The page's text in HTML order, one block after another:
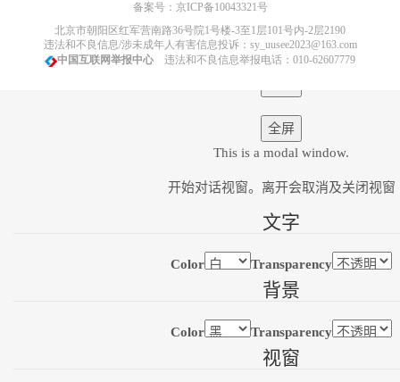
字幕设定 , 开启字幕设置弹窗
关闭字幕, 选择
全屏
This is a modal window.
开始对话视窗。离开会取消及关闭视窗
文字
Color Transparency
背景
Color Transparency
视窗
备案号： 京ICP备10043321号
北京市朝阳区红军营南路36号院1号楼-3至1层101号内-2层2190
违法和不良信息/涉未成年人有害信息投诉：sy_uusee2023@163.com
中国互联网举报中心 违法和不良信息举报电话：010-62607779